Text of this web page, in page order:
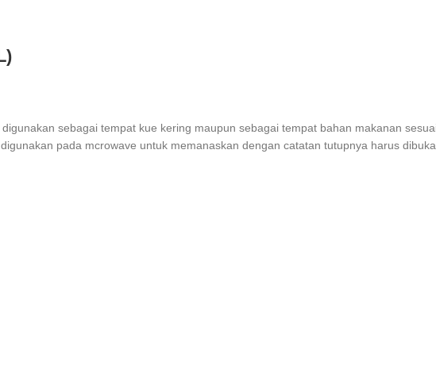
sebagai tempat kue kering maupun sebagai tempat bahan makanan
pada mcrowave untuk memanaskan dengan catatan tutupnya harus dibuka.